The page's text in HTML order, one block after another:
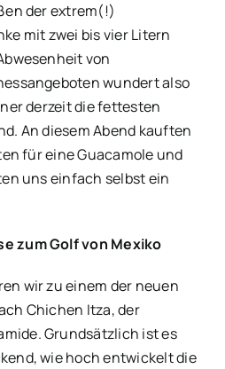
der extrem(!)
mit zwei bis vier Litern
von
wundert also
derzeit die fettesten
An diesem Abend kauften
für eine Guacamole und
uns einfach selbst ein
zum Golf von Mexiko
wir zu einem der neuen
Chichen Itza, der
Grundsätzlich ist es
wie hoch entwickelt die